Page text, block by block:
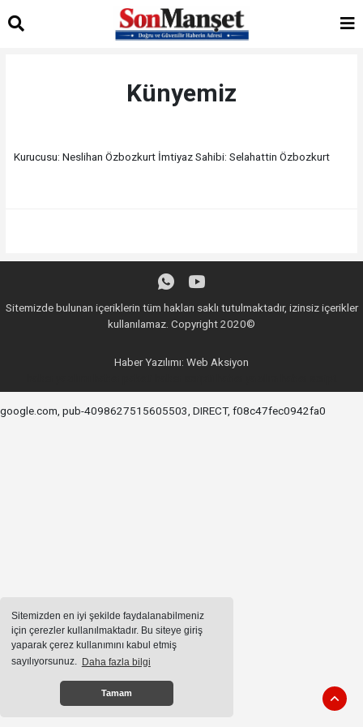
Sitemizden en iyi şekilde faydalanabilmeniz
için çerezler kullanılmaktadır. Bu siteye giriş
yaparak çerez kullanımını kabul etmiş
sayılıyorsunuz. Daha fazla bilgi
Tamam
Künyemiz
Kurucusu: Neslihan Özbozkurt İmtiyaz Sahibi: Selahattin Özbozkurt
Sitemizde bulunan içeriklerin tüm hakları saklı tutulmaktadır, izinsiz içerikler
kullanılamaz. Copyright 2020©
Haber Yazılımı: Web Aksiyon
google.com, pub-4098627515605503, DIRECT, f08c47fec0942fa0